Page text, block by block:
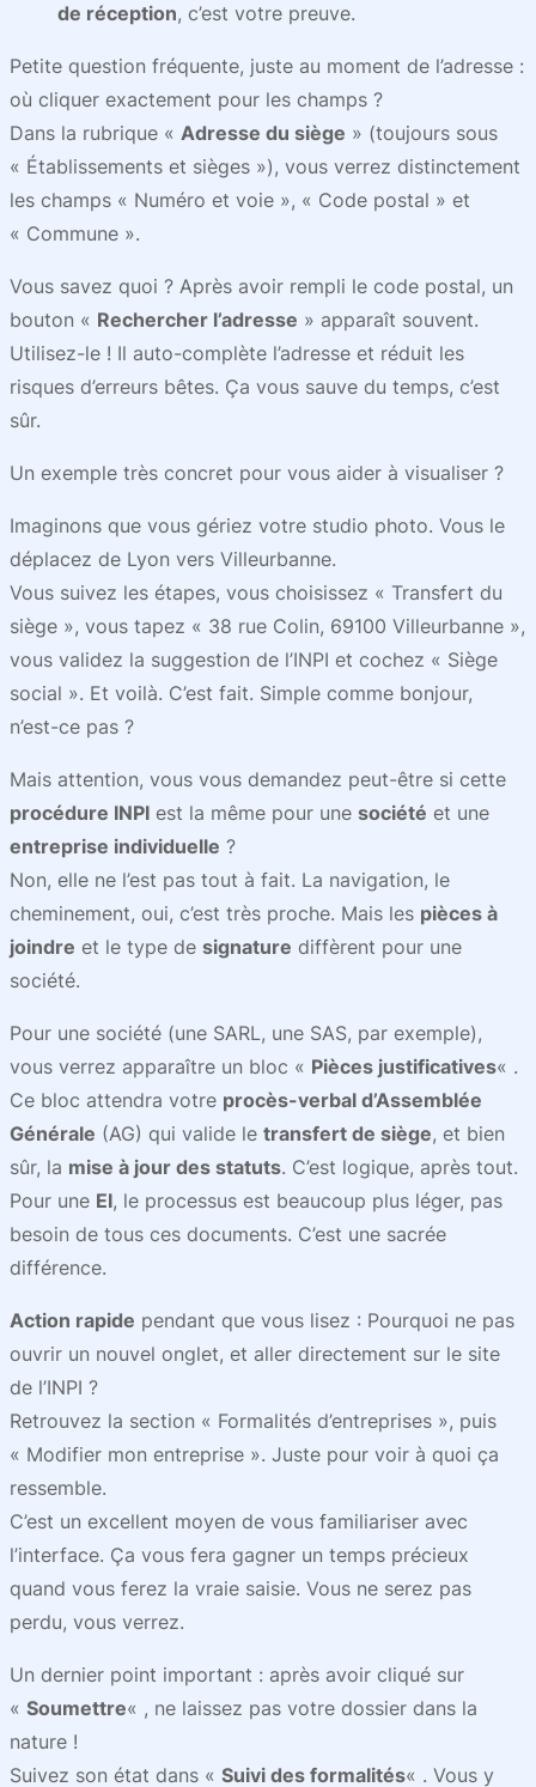
de réception, c’est votre preuve.
Petite question fréquente, juste au moment de l’adresse :
où cliquer exactement pour les champs ?
Dans la rubrique « Adresse du siège » (toujours sous
« Établissements et sièges »), vous verrez distinctement
les champs « Numéro et voie », « Code postal » et
« Commune ».
Vous savez quoi ? Après avoir rempli le code postal, un
bouton « Rechercher l’adresse » apparaît souvent.
Utilisez-le ! Il auto-complète l’adresse et réduit les
risques d’erreurs bêtes. Ça vous sauve du temps, c’est
sûr.
Un exemple très concret pour vous aider à visualiser ?
Imaginons que vous gériez votre studio photo. Vous le
déplacez de Lyon vers Villeurbanne.
Vous suivez les étapes, vous choisissez « Transfert du
siège », vous tapez « 38 rue Colin, 69100 Villeurbanne »,
vous validez la suggestion de l’INPI et cochez « Siège
social ». Et voilà. C’est fait. Simple comme bonjour,
n’est-ce pas ?
Mais attention, vous vous demandez peut-être si cette
procédure INPI est la même pour une société et une
entreprise individuelle ?
Non, elle ne l’est pas tout à fait. La navigation, le
cheminement, oui, c’est très proche. Mais les pièces à
joindre et le type de signature diffèrent pour une
société.
Pour une société (une SARL, une SAS, par exemple),
vous verrez apparaître un bloc « Pièces justificatives« .
Ce bloc attendra votre procès-verbal d’Assemblée
Générale (AG) qui valide le transfert de siège, et bien
sûr, la mise à jour des statuts. C’est logique, après tout.
Pour une EI, le processus est beaucoup plus léger, pas
besoin de tous ces documents. C’est une sacrée
différence.
Action rapide pendant que vous lisez : Pourquoi ne pas
ouvrir un nouvel onglet, et aller directement sur le site
de l’INPI ?
Retrouvez la section « Formalités d’entreprises », puis
« Modifier mon entreprise ». Juste pour voir à quoi ça
ressemble.
C’est un excellent moyen de vous familiariser avec
l’interface. Ça vous fera gagner un temps précieux
quand vous ferez la vraie saisie. Vous ne serez pas
perdu, vous verrez.
Un dernier point important : après avoir cliqué sur
« Soumettre« , ne laissez pas votre dossier dans la
nature !
Suivez son état dans « Suivi des formalités« . Vous y